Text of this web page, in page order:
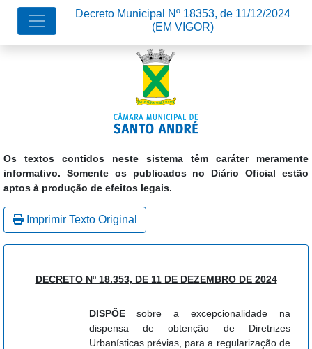
Os textos contidos neste sistema têm caráter meramente
informativo. Somente os publicados no Diário Oficial estão
aptos à produção de efeitos legais.
Decreto Municipal Nº 18353, de 11/12/2024
(EM VIGOR)
Imprimir Texto Original
DECRETO Nº 18.353, DE 11 DE DEZEMBRO DE 2024
DISPÕEsobre a excepcionalidade na
dispensa de obtenção de Diretrizes
Urbanísticas prévias, para a regularização de